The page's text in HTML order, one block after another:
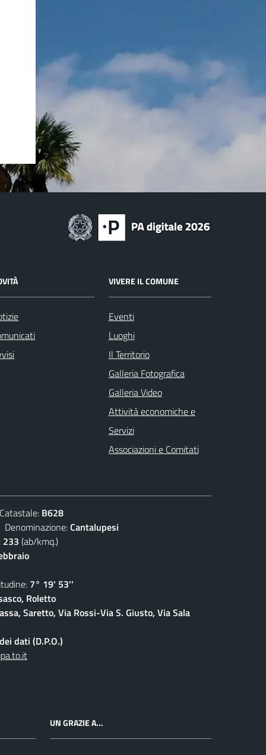
VIVERE IL COMUNE
Eventi
Luoghi
Il Territorio
Galleria Fotografica
Galleria Video
Attività economiche e
Servizi
Associazioni e Comitati
B628
Denominazione:Cantalupesi
233 (ab/kmq.)
7° 19' 53''
Roletto
Saretto, Via Rossi-Via S. Giusto, Via Sala
dati (D.P.O.)
UN GRAZIE A...